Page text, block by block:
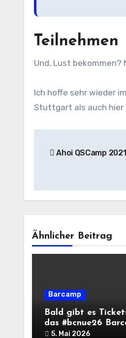
Teilnehmen
Und, Lust
Ich hoffe sehr wieder
Stuttgart als auch hier
Ahoi QSCamp
Ähnlicher Beitrag
Barcamp
Bald gibt es
das #bcnue26
Nürnberg im
5. Mai 2026